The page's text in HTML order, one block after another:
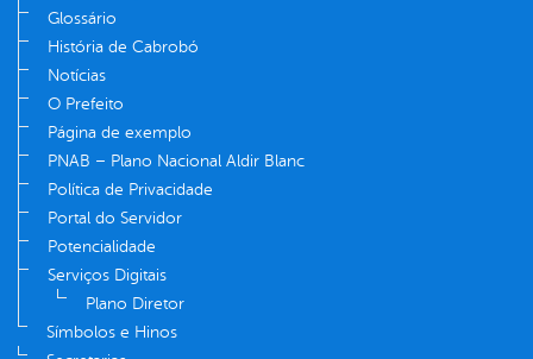
Glossário
História de Cabrobó
Notícias
O Prefeito
Página de exemplo
PNAB – Plano Nacional Aldir Blanc
Política de Privacidade
Portal do Servidor
Potencialidade
Serviços Digitais
Plano Diretor
Símbolos e Hinos